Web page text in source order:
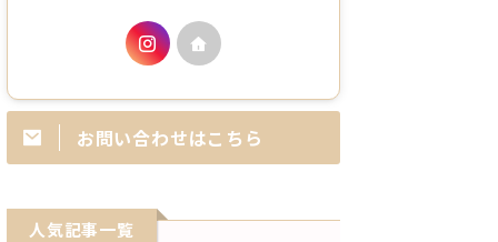
お問い合わせはこちら
人気記事一覧